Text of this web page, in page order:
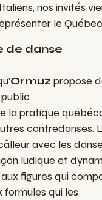
nos invités
le
de danse
Ormuz propose
la pratique
contredanses.
avec les
ludique et
figures qui
formules qui les